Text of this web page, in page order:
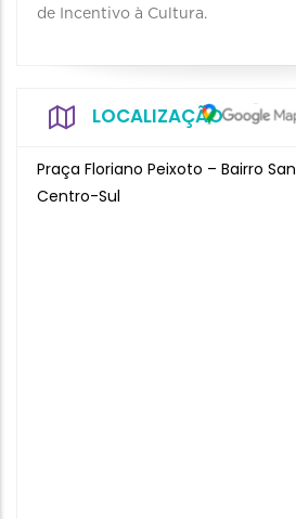
de Incentivo à Cultura.
LOCALIZAÇÃO
Praça Floriano Peixoto – Bairro
Centro-Sul